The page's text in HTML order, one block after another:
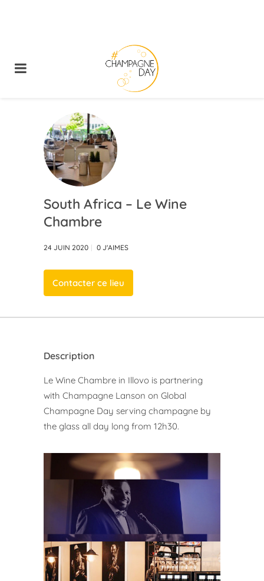
South Africa – Le Wine
Chambre
24 JUIN 2020 0 J'AIMES
Contacter ce lieu
Description
Le Wine Chambre in Illovo is partnering
with Champagne Lanson on Global
Champagne Day serving champagne by
the glass all day long from 12h30.